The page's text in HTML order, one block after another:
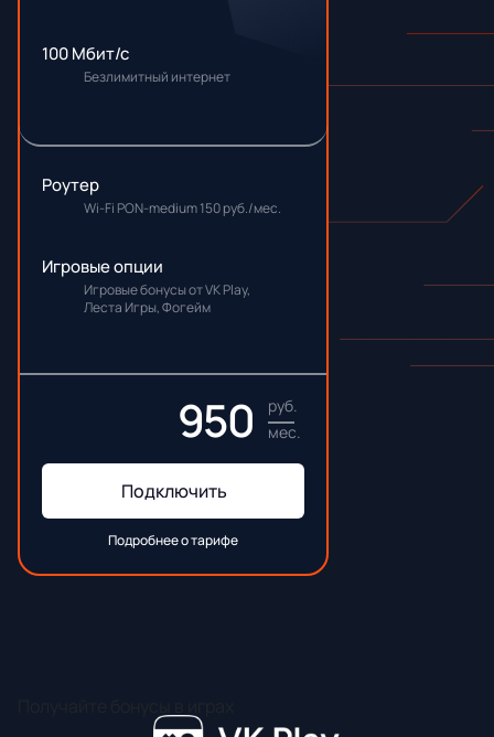
100 Мбит/с
Безлимитный интернет
Роутер
Wi-Fi PON-medium 150 руб./мес.
Игровые опции
Игровые бонусы от VK Play,
Леста Игры, Фогейм
950
руб.
мес.
Подключить
Подробнее о тарифе